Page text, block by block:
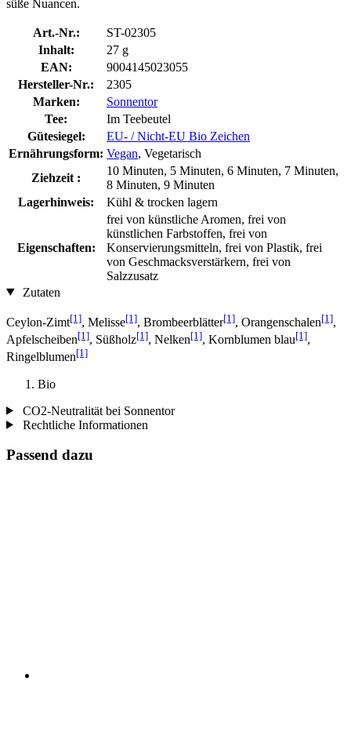
süße Nuancen.
Art.-Nr.:
ST-02305
Inhalt:
27 g
EAN:
9004145023055
Hersteller-Nr.:
2305
Marken:
Sonnentor
Tee:
Im Teebeutel
Gütesiegel:
EU- / Nicht-EU Bio Zeichen
Ernährungsform: Vegan, Vegetarisch
Ziehzeit :
10 Minuten, 5 Minuten, 6 Minuten, 7 Minuten,
8 Minuten, 9 Minuten
Lagerhinweis:
Kühl & trocken lagern
Eigenschaften:
frei von künstliche Aromen, frei von
künstlichen Farbstoffen, frei von
Konservierungsmitteln, frei von Plastik, frei
von Geschmacksverstärkern, frei von
Salzzusatz
Zutaten
Ceylon-Zimt[1], Melisse[1], Brombeerblätter[1], Orangenschalen[1],
Apfelscheiben[1], Süßholz[1], Nelken[1], Kornblumen blau[1],
Ringelblumen[1]
Bio
CO2-Neutralität bei Sonnentor
Rechtliche Informationen
Passend dazu